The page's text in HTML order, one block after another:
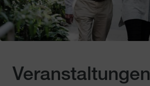
Veranstaltungen